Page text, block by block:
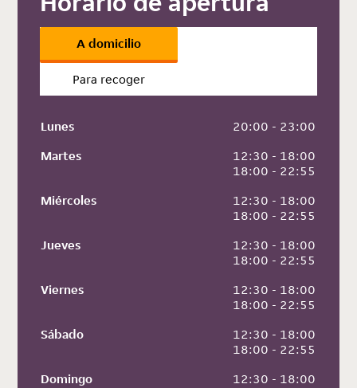
A domicilio
Para recoger
Lunes
20:00 - 23:00
Martes
12:30 - 18:00
18:00 - 22:55
Miércoles
12:30 - 18:00
18:00 - 22:55
Jueves
12:30 - 18:00
18:00 - 22:55
Viernes
12:30 - 18:00
18:00 - 22:55
Sábado
12:30 - 18:00
18:00 - 22:55
Domingo
12:30 - 18:00